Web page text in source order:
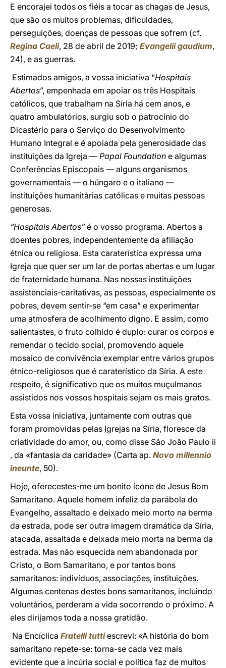
E encorajei todos os fiéis a tocar as chagas de Jesus,
que são os muitos problemas, dificuldades,
perseguições, doenças de pessoas que sofrem (cf.
Regina Caeli, 28 de abril de 2019; Evangelii gaudium,
24), e as guerras.
Estimados amigos, a vossa iniciativa “Hospitais
Abertos”, empenhada em apoiar os três Hospitais
católicos, que trabalham na Síria há cem anos, e
quatro ambulatórios, surgiu sob o patrocínio do
Dicastério para o Serviço do Desenvolvimento
Humano Integral e é apoiada pela generosidade das
instituições da Igreja — Papal Foundation e algumas
Conferências Episcopais — alguns organismos
governamentais — o húngaro e o italiano —
instituições humanitárias católicas e muitas pessoas
generosas.
“Hospitais Abertos”é o vosso programa. Abertos a
doentes pobres, independentemente da afiliação
étnica ou religiosa. Esta caraterística expressa uma
Igreja que quer ser um lar de portas abertas e um lugar
de fraternidade humana. Nas nossas instituições
assistenciais-caritativas, as pessoas, especialmente os
pobres, devem sentir-se “em casa” e experimentar
uma atmosfera de acolhimento digno. E assim, como
salientastes, o fruto colhido é duplo: curar os corpos e
remendar o tecido social, promovendo aquele
mosaico de convivência exemplar entre vários grupos
étnico-religiosos que é caraterístico da Síria. A este
respeito, é significativo que os muitos muçulmanos
assistidos nos vossos hospitais sejam os mais gratos.
Esta vossa iniciativa, juntamente com outras que
foram promovidas pelas Igrejas na Síria, floresce da
criatividade do amor, ou, como disse São João Paulo ii
, da «fantasia da caridade» (Carta ap. Novo millennio
ineunte, 50).
Hoje, oferecestes-me um bonito ícone de Jesus Bom
Samaritano. Aquele homem infeliz da parábola do
Evangelho, assaltado e deixado meio morto na berma
da estrada, pode ser outra imagem dramática da Síria,
atacada, assaltada e deixada meio morta na berma da
estrada. Mas não esquecida nem abandonada por
Cristo, o Bom Samaritano, e por tantos bons
samaritanos: indivíduos, associações, instituições.
Algumas centenas destes bons samaritanos, incluindo
voluntários, perderam a vida socorrendo o próximo. A
eles dirijamos toda a nossa gratidão.
Na Encíclica Fratelli tuttiescrevi: «A história do bom
samaritano repete-se: torna-se cada vez mais
evidente que a incúria social e política faz de muitos